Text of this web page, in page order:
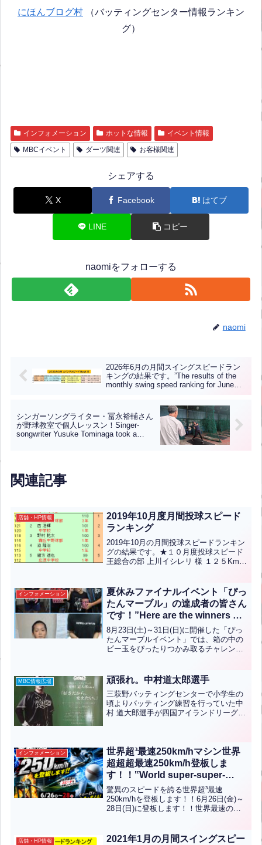
にほんブログ村 （バッティングセンター情報ランキン
グ）
インフォメーション ホットな情報
イベント情報
MBCイベント
ダーツ関連 お客様関連
シェアする
X Facebook はてブ
LINE コピー
naomiをフォローする
naomi
2026年6月の月間スイングスピードラン
キングの結果です。”The results of the
monthly swing speed ranking for June
シンガーソングライター・冨永裕輔さん
が野球教室で個人レッスン！Singer-
songwriter Yusuke Tominaga took a
関連記事
店舗・HP情報
2019年10月度月間投球スピード
ランキング
2019年10月の月間投球スピードランキン
グの結果です。★１０月度投球スピード
王総合の部 上川イシレリ 様 １２５Km/h
隆之助 君 １０６Km/h 穴生少年...全文は
クリック
インフォメーション
夏休みファイナルイベント「ぴっ
たんマーブル」の達成者の皆さん
です！”Here are the winners of
the Summer Vacation Final
Event: ‘Pittan Marble’!”【ENG
CHT KOR JPN】
8月23日(土)～31日(日)に開催した「ぴっ
たんマーブルイベント」では、箱の中の
ビー玉をぴったりつかみ取るチャレンジ
掴めた方に、バッティング2ゲームをプレ
ゼント！見...全文はクリック
MBC情報広場 頑張れ。中村道太郎選手
三萩野バッティングセンターで小学生の
頃よりバッティング練習を行っていた中
村 道大郎選手が四国アイランドリーグの
チームの優勝目指して...全文はクリック
インフォメーション
世界超³最速250km/hマシン世界
超超超最速250km/h登板しま
す！！‟World super-super-
super fastest 250km/h will take
the mound!!‟【ENG CHT KOR
JPN】
驚異のスピードを誇る世界超³最速
250km/hを登板します！！6月26日(金)～
28日(日)に登板します！！世界最速のス
pitch ...全文はクリック
店舗・HP情報
2021年1月の月間スイングスピー